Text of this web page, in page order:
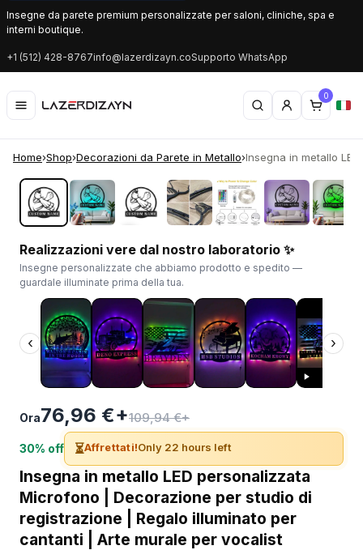
Insegne da parete premium personalizzate per saloni, cliniche, spa e
interni boutique.
+1 (512) 428-8767info@lazerdizayn.coSupporto WhatsApp
0
Home›Shop›Decorazioni da Parete in Metallo›Insegna in metallo
‹ ›
Realizzazioni vere dal nostro laboratorio ✨
Insegne personalizzate che abbiamo prodotto e spedito —
guardale illuminate prima della tua.
‹ ›
Ora76,96 €+109,94 €+
30% off ⏳Affrettati!Only 22 hours left
Insegna in metallo LED personalizzata
Microfono | Decorazione per studio di
registrazione | Regalo illuminato per
cantanti | Arte murale per vocalist